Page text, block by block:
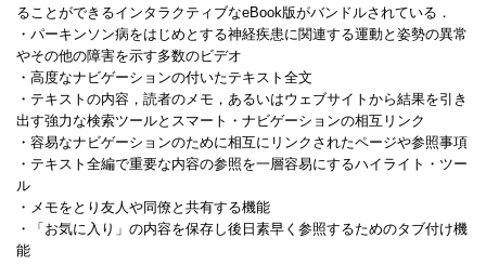
ることができるインタラクティブなeBook版がバンドルされている．
・パーキンソン病をはじめとする神経疾患に関連する運動と姿勢の異常
やその他の障害を示す多数のビデオ
・高度なナビゲーションの付いたテキスト全文
・テキストの内容，読者のメモ，あるいはウェブサイトから結果を引き
出す強力な検索ツールとスマート・ナビゲーションの相互リンク
・容易なナビゲーションのために相互にリンクされたページや参照事項
・テキスト全編で重要な内容の参照を一層容易にするハイライト・ツー
ル
・メモをとり友人や同僚と共有する機能
・「お気に入り」の内容を保存し後日素早く参照するためのタブ付け機
能